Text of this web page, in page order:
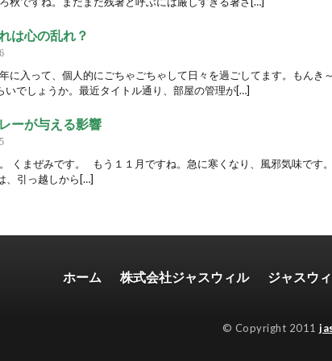
は心の乱れ？
に入って、個人的にごちゃごちゃして日々を過ごしてます。もんき
いでしょうか。最近タイトル通り、部屋の管理が[…]
ーが与える影響
くまぜみです。 もう１１月ですね。急に寒くなり、風邪気味です
、引っ越しから[…]
ホーム 株式会社ジャスウィル ジャスウ
© Copyright 2011